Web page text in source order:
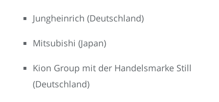
Jungheinrich (Deutschland)
Mitsubishi (Japan)
Kion Group mit der Handelsmarke Still
(Deutschland)